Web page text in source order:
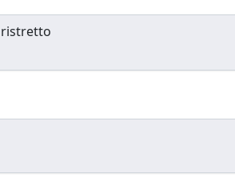
ristretto